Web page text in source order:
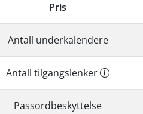
Pris
Antall underkalendere
Antall tilgangslenker
Passordbeskyttelse